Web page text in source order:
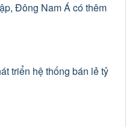
Đông Nam Á có thêm
triển hệ thống bán lẻ tỷ